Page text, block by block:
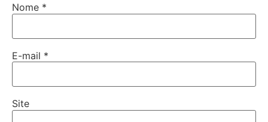
Nome *
E-mail *
Site